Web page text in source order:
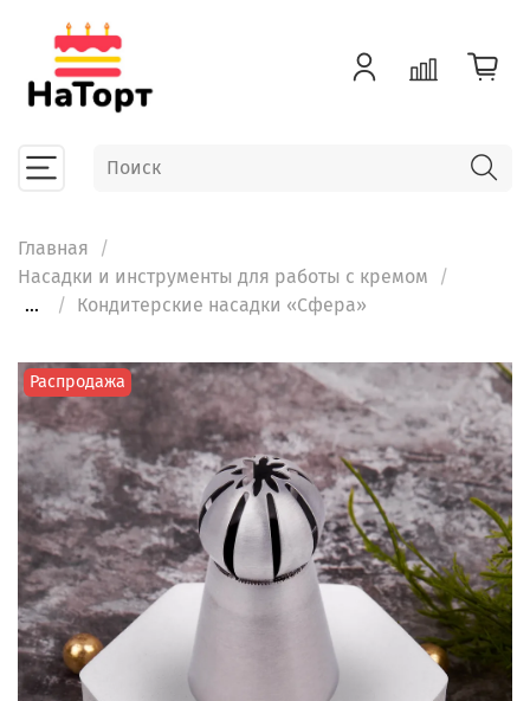
Главная
Насадки и инструменты для работы с кремом
...
Кондитерские насадки «Сфера»
Распродажа